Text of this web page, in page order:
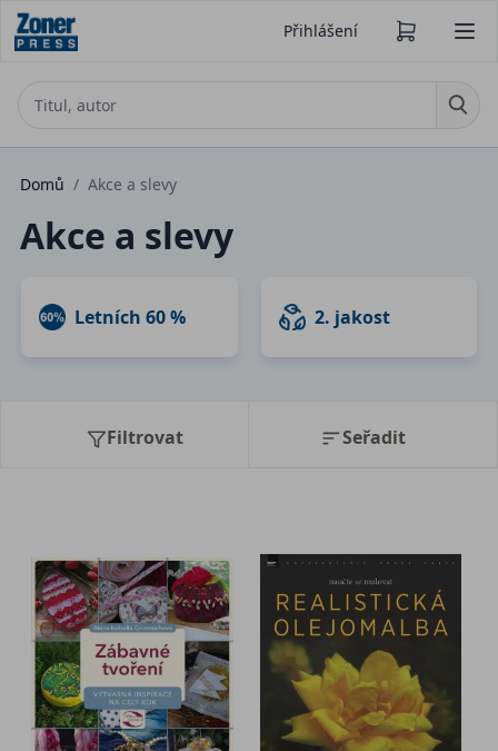
Přihlášení
Domů / Akce a slevy
Akce a slevy
Letních 60 % 2. jakost
Filtrovat Seřadit